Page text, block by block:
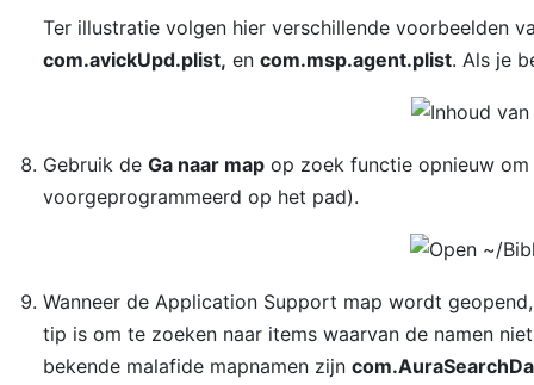
Ter illustratie volgen hier verschillende voorbeelden
com.avickUpd.plist, encom.msp.agent.plist. Als je
Gebruik deGa naar map op zoek functie opnieuw
voorgeprogrammeerd op het pad).
Wanneer de Application Support map wordt
tip is om te zoeken naar items waarvan de namen
bekende malafide mapnamen zijn